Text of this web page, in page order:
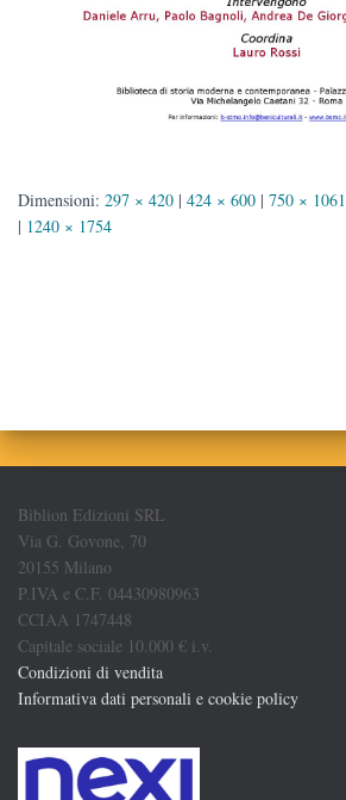
Dimensioni: 297 × 420 | 424 × 600 | 750 × 1061
| 1240 × 1754
Biblion Edizioni SRL
Via G. Govone, 70
20155 Milano
P.IVA e C.F. 04430980963
CCIAA 1747448
Capitale sociale 10.000 € i.v.
Condizioni di vendita
Informativa dati personali e cookie policy